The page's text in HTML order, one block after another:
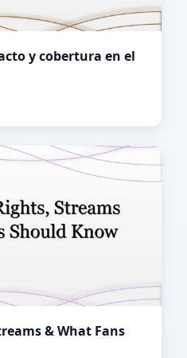
y cobertura en el
& What Fans